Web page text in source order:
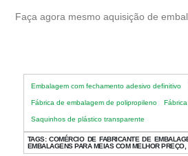
Faça agora mesmo aquisição de
Embalagem com fechamento adesivo definitivo
Fábrica de embalagem de polipropileno
Saquinhos de plástico transparente
TAGS:COMÉRCIO DE FABRICANTE DE
EMBALAGENS PARA MEIAS COM MELHOR